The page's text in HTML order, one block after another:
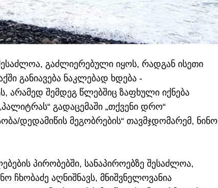
გაძლიერებული იყოს, რადგან ისეთი
განიავება ნაკლებად ხდება -
არამედ შემდეგ წლებშიც ზაფხული იქნება
გადაცემაში „თქვენი დრო“
დედამიწის მეგობრების“ თავმჯდომარემ, ნინო
პირობებში, სანაპიროებზე შესაძლოა,
ჩხობაძე აღნიშნავს, მნიშვნელოვანია